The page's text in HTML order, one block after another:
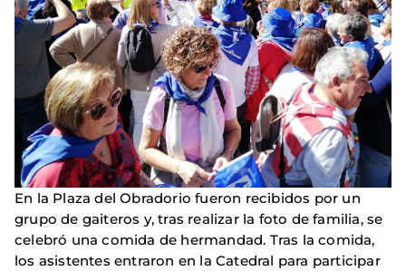
En la Plaza del Obradorio fueron recibidos por un
grupo de gaiteros y, tras realizar la foto de familia, se
celebró una comida de hermandad. Tras la comida,
los asistentes entraron en la Catedral para participar